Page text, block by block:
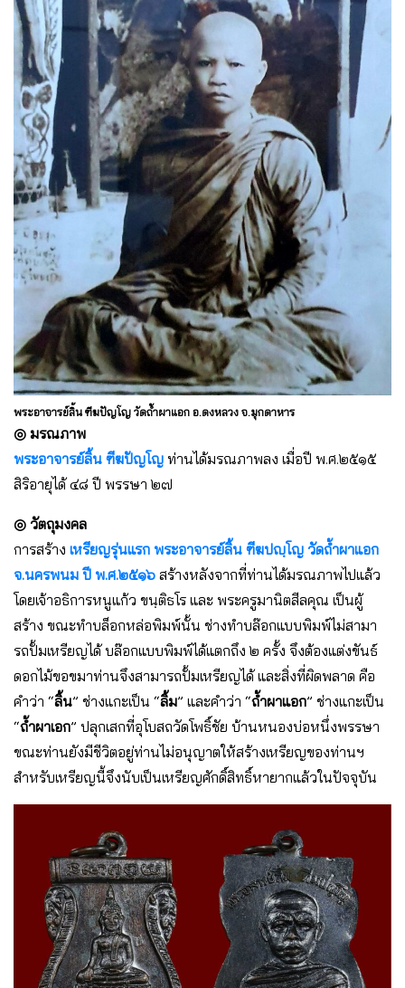
พระอาจารย์ลิ้น ฑีฆปัญโญ วัดถ้ำผาแอก อ.ดงหลวง จ.มุกดาหาร
◎ มรณภาพ
พระอาจารย์ลิ้น ฑีฆปัญโญ ท่านได้มรณภาพลง เมื่อปี พ.ศ.๒๕๑๕
สิริอายุได้ ๔๘ ปี พรรษา ๒๗
◎ วัตถุมงคล
การสร้าง เหรียญรุ่นแรก พระอาจารย์ลิ้น ฑีฆปญฺโญ วัดถ้ำผาแอก
จ.นครพนม ปี พ.ศ.๒๕๑๖ สร้างหลังจากที่ท่านได้มรณภาพไปแล้ว
โดยเจ้าอธิการหนูแก้ว ขนฺติธโร และ พระครูมานิตสีลคุณ เป็นผู้
สร้าง ขณะทำบล็อกหล่อพิมพ์นั้น ช่างทำบล๊อกแบบพิมพ์ไม่สามา
รถปั้มเหรียญได้ บล๊อกแบบพิมพ์ได้แตกถึง ๒ ครั้ง จึงต้องแต่งขันธ์
ดอกไม้ขอขมาท่านจึงสามารถปั้มเหรียญได้ และสิ่งที่ผิดพลาด คือ
คำว่า “ลิ้น” ช่างแกะเป็น “ลิ้ม” และคำว่า “ถ้ำผาแอก” ช่างแกะเป็น
“ถ้ำผาเอก” ปลุกเสกที่อุโบสถวัดโพธิ์ชัย บ้านหนองบ่อหนึ่งพรรษา
ขณะท่านยังมีชีวิตอยู่ท่านไม่อนุญาตให้สร้างเหรียญของท่านฯ
สำหรับเหรียญนี้จึงนับเป็นเหรียญศักดิ์สิทธิ์หายากแล้วในปัจจุบัน